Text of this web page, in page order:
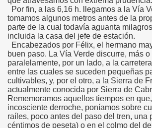
Por fin, a las 6,16 h. llegamos a la Vía
tomamos algunos metros antes de la
parte de la cual todavía aguanta
incluida la casa del jefe de estación.
Encabezados por Félix, el hermano
buen paso. La Vía Verde discurre, más o
paralelamente, por un lado, a la
entre las cuales se suceden pequeñas
cultivables, y, por el otro, a la Sierra de
actualmente conocida por Sierra de
Rememoramos aquellos tiempos en
incosciente derroche, poníamos sobre
raíles, poco antes del paso del tren, una
céntimos de peseta) o en el colmo del